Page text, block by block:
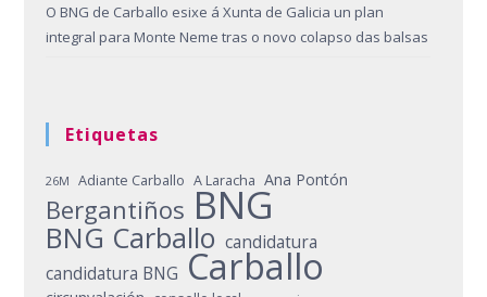
O BNG de Carballo esixe á Xunta de Galicia un plan
integral para Monte Neme tras o novo colapso das balsas
Etiquetas
26M Adiante Carballo A Laracha Ana Pontón
Bergantiños BNG
BNG Carballo candidatura
candidatura BNG Carballo